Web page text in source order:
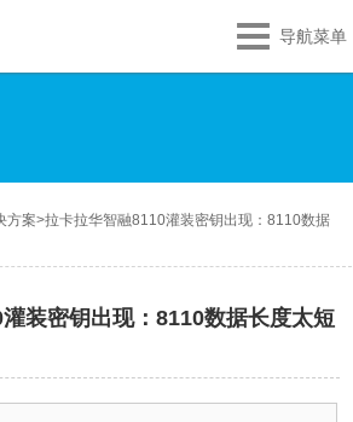
导航菜单
方案>拉卡拉华智融8110灌装密钥出现：8110数据
装密钥出现：8110数据长度太短